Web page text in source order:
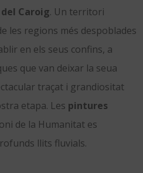
Caroig. Un territori
les regions més despoblades
en els seus confins, a
que van deixar la seua
traçat i grandiositat
etapa. Les pintures
de la Humanitat es
llits fluvials.